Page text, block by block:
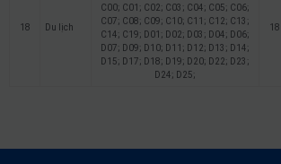
18 Du lịch
C00; C01; C02; C03; C04; C05; C06;
C07; C08; C09; C10; C11; C12; C13;
C14; C19; D01; D02; D03; D04; D06;
D07; D09; D10; D11; D12; D13; D14;
D15; D17; D18; D19; D20; D22; D23;
D24; D25;
18